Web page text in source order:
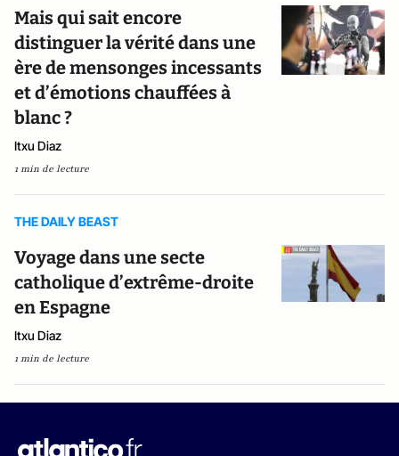
Mais qui sait encore
distinguer la vérité dans une
ère de mensonges incessants
et d’émotions chauffées à
blanc ?
Itxu Diaz
1 min de lecture
THE DAILY BEAST
Voyage dans une secte
catholique d’extrême-droite
en Espagne
Itxu Diaz
1 min de lecture